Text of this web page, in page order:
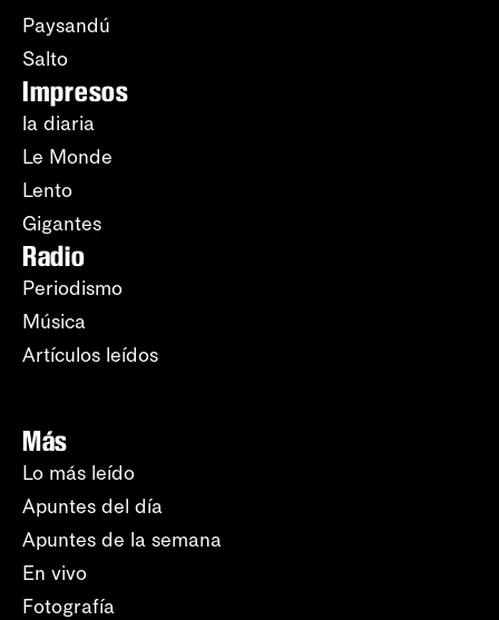
Paysandú
Salto
Impresos
la diaria
Le Monde
Lento
Gigantes
Radio
Periodismo
Música
Artículos leídos
Más
Lo más leído
Apuntes del día
Apuntes de la semana
En vivo
Fotografía